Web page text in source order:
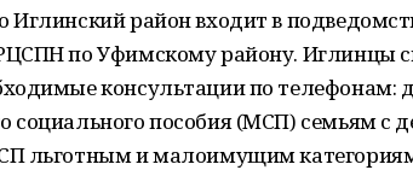
район входит в
по Уфимскому району. Иглинцы
консультации по телефонам:
социального пособия (МСП) семьям с
льготным и малоимущим категориям